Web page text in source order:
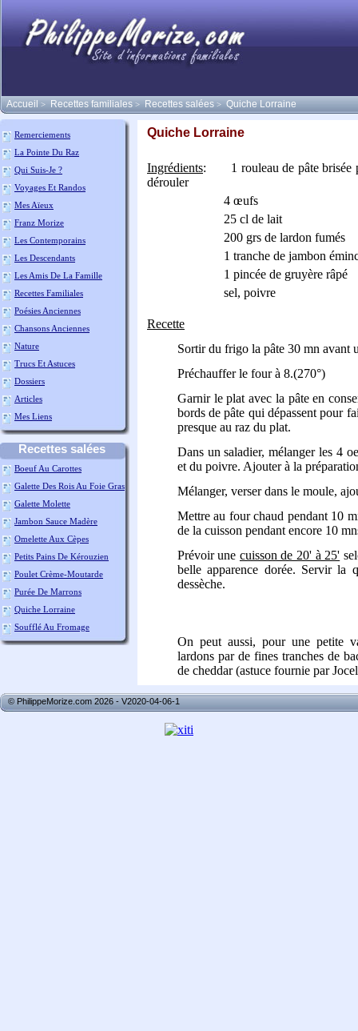
Accueil > Recettes familiales > Recettes salées > Quiche Lorraine
Remerciements
La Pointe Du Raz
Qui Suis-Je ?
Voyages Et Randos
Mes Aïeux
Franz Morize
Les Contemporains
Les Descendants
Les Amis De La Famille
Recettes Familiales
Poésies Anciennes
Chansons Anciennes
Nature
Trucs Et Astuces
Dossiers
Articles
Mes Liens
Recettes salées
Boeuf Au Carottes
Galette Des Rois Au Foie Gras
Galette Molette
Jambon Sauce Madère
Omelette Aux Cèpes
Petits Pains De Kérouzien
Poulet Crème-Moutarde
Purée De Marrons
Quiche Lorraine
Soufflé Au Fromage
Quiche Lorraine
Ingrédients:
1 rouleau de pâte brisée
dérouler
4 œufs
25 cl de lait
200 grs de lardon fumés
1 tranche de jambon
1 pincée de gruyère râpé
sel, poivre
Recette
Sortir du frigo la pâte 30 mn avant
Préchauffer le four à 8.(270°)
Garnir le plat avec la pâte en
bords de pâte qui dépassent pour
presque au raz du plat.
Dans un saladier, mélanger les 4
et du poivre. Ajouter à la
Mélanger, verser dans le moule,
Mettre au four chaud pendant 10
de la cuisson pendant encore 10
Prévoir une cuisson de 20' à 25'
belle apparence dorée. Servir
dessèche.
On peut aussi, pour une petite
lardons par de fines tranches de
de cheddar (astuce fournie par
© PhilippeMorize.com 2026 - V2020-04-06-1